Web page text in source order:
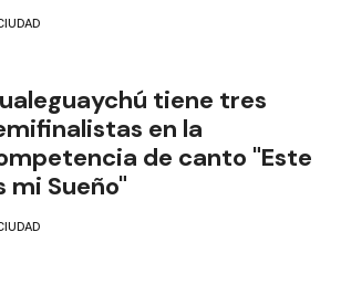
tiene tres
en la
de canto "Este
mi Sueño"